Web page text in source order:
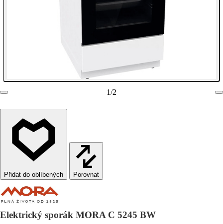
1/2
Porovnat
Elektrický sporák MORA C 5245 BW